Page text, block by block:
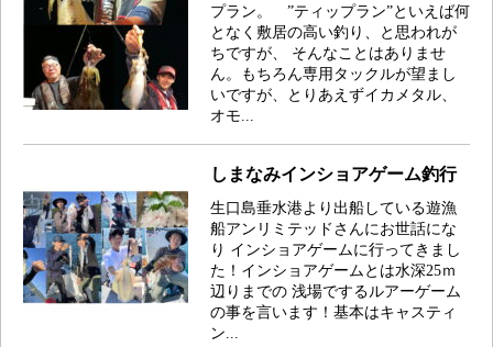
プラン。 ”ティップラン”といえば何
となく敷居の高い釣り、と思われが
ちですが、 そんなことはありませ
ん。もちろん専用タックルが望まし
いですが、とりあえずイカメタル、
オモ...
しまなみインショアゲーム釣行
生口島垂水港より出船している遊漁
船アンリミテッドさんにお世話にな
り インショアゲームに行ってきまし
た！インショアゲームとは水深25ｍ
辺りまでの 浅場でするルアーゲーム
の事を言います！基本はキャスティ
ン...